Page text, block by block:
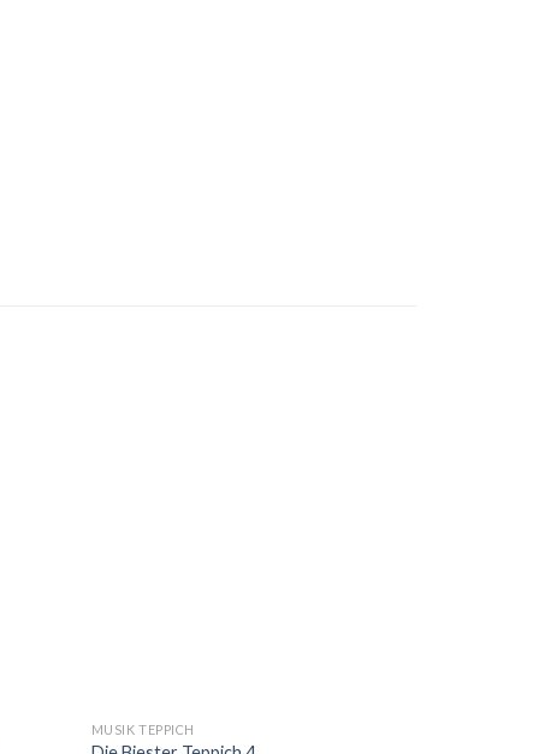
MUSIK TEPPICH